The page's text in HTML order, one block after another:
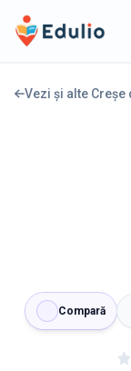
Edulio
Vezi și alte Creșe
Compară